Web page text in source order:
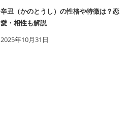
辛丑（かのとうし）の性格や特徴は？恋
愛・相性も解説
2025年10月31日